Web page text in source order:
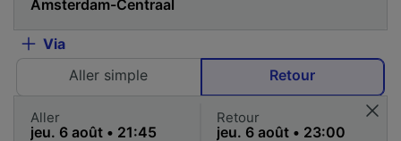
Via
Aller simple
Retour
Aller Retour